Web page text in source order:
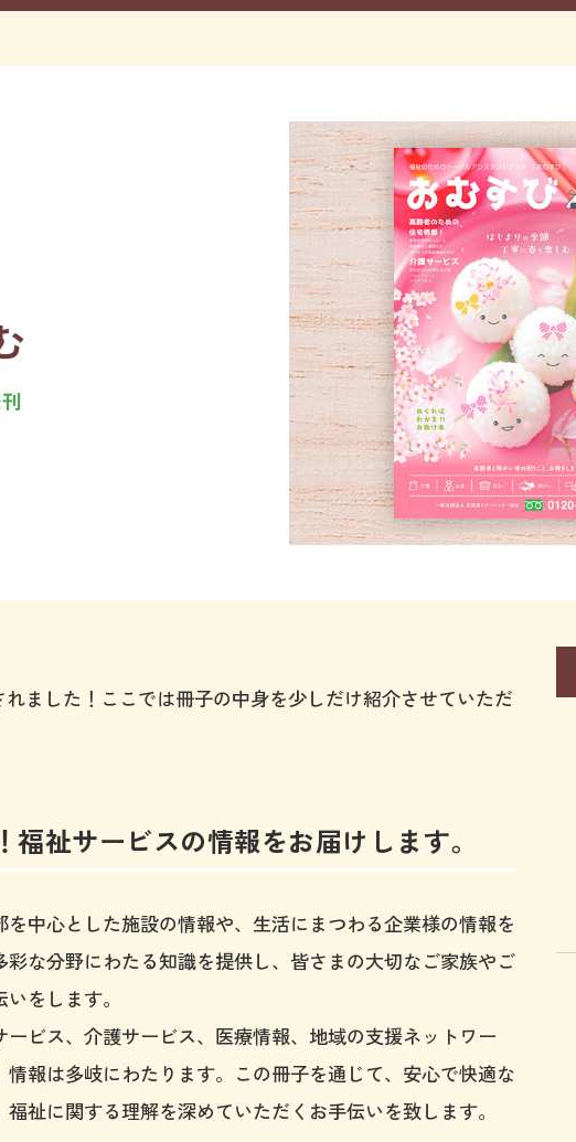
れました！ここでは冊子の中身を少しだけ紹介させていただ
福祉サービスの情報をお届けします。
を中心とした施設の情報や、生活にまつわる企業様の情報を
な分野にわたる知識を提供し、皆さまの大切なご家族やご
をします。
ビス、介護サービス、医療情報、地域の支援ネットワー
報は多岐にわたります。この冊子を通じて、安心で快適な
祉に関する理解を深めていただくお手伝いを致します。